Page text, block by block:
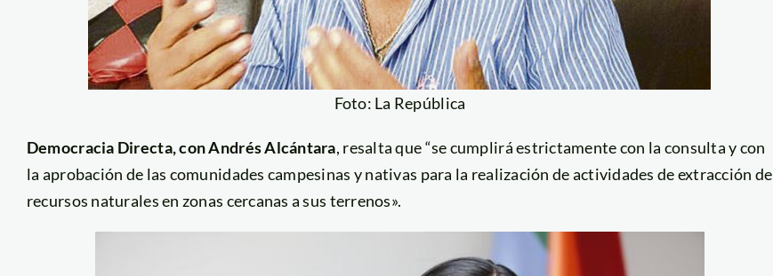
Foto: La República
Democracia Directa, con Andrés Alcántara, resalta que “se cumplirá estrictamente con la consulta y con
la aprobación de las comunidades campesinas y nativas para la realización de actividades de extracción de
recursos naturales en zonas cercanas a sus terrenos».